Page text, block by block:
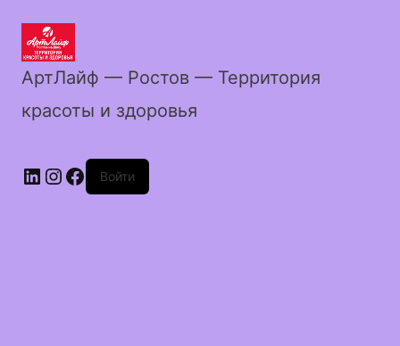
АртЛайф — Ростов — Территория
красоты и здоровья
LinkedIn
Instagram
Facebook
Войти